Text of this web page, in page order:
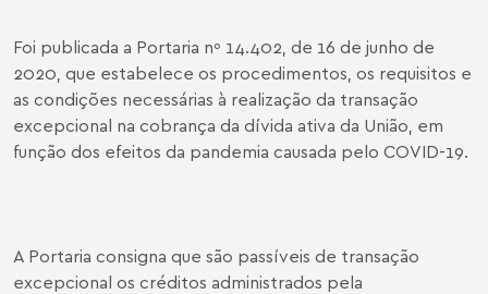
Foi publicada a Portaria nº 14.402, de 16 de junho de
2020, que estabelece os procedimentos, os requisitos e
as condições necessárias à realização da transação
excepcional na cobrança da dívida ativa da União, em
função dos efeitos da pandemia causada pelo COVID-19.
A Portaria consigna que são passíveis de transação
excepcional os créditos administrados pela